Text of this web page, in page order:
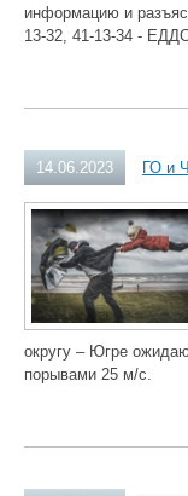
информацию и
13-32, 41-13-34 -
14.06.2023 ГО и
округу – Югре
порывами 25 м/с.